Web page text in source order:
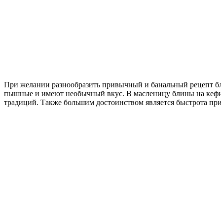
При желании разнообразить привычный и банальный рецепт
пышные и имеют необычный вкус. В масленицу блины на
традиций. Также большим достоинством является быстрота